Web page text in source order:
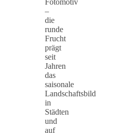
–
die
runde
Frucht
prägt
seit
Jahren
das
saisonale
Landschaftsbild
in
Städten
und
auf